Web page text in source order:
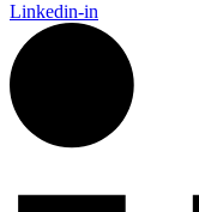
Linkedin-in